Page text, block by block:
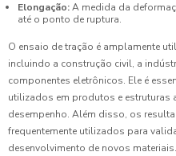
Elongação:A medida da
até o ponto de ruptura.
O ensaio de tração é amplamente
incluindo a construção civil, a
componentes eletrônicos. Ele é
utilizados em produtos e estruturas
desempenho. Além disso, os
frequentemente utilizados para
desenvolvimento de novos materiais.